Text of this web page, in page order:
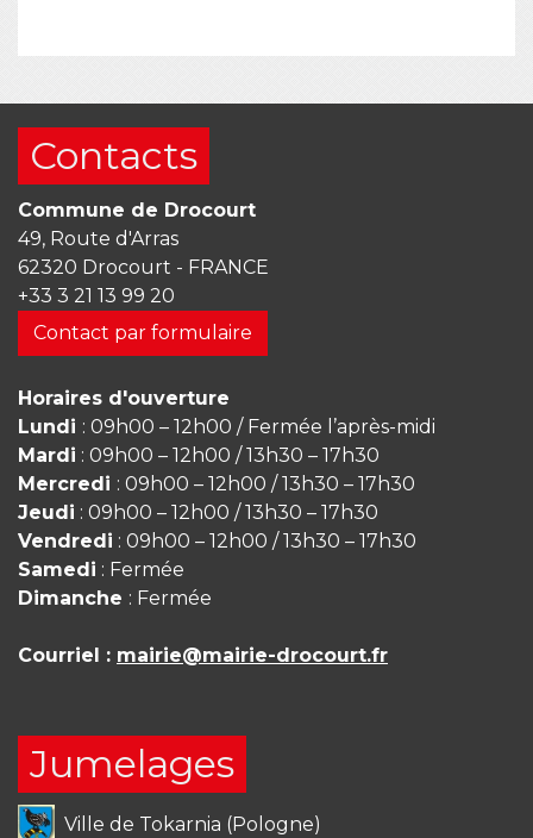
Contacts
Commune de Drocourt
49, Route d'Arras
62320 Drocourt - FRANCE
+33 3 21 13 99 20
Contact par formulaire
Horaires d'ouverture
Lundi : 09h00 – 12h00 / Fermée l’après-midi
Mardi : 09h00 – 12h00 / 13h30 – 17h30
Mercredi : 09h00 – 12h00 / 13h30 – 17h30
Jeudi : 09h00 – 12h00 / 13h30 – 17h30
Vendredi : 09h00 – 12h00 / 13h30 – 17h30
Samedi : Fermée
Dimanche : Fermée
Courriel : mairie@mairie-drocourt.fr
Jumelages
Ville de Tokarnia (Pologne)